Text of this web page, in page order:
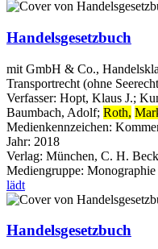
Handelsgesetzbuch
mit GmbH & Co.,
Transportrecht (ohne
Verfasser: Hopt, Klaus J.;
Baumbach, Adolf; Roth,
Medienkennzeichen:
Jahr: 2018
Verlag: München, C. H. Beck
Mediengruppe: Monographie
lädt
Handelsgesetzbuch